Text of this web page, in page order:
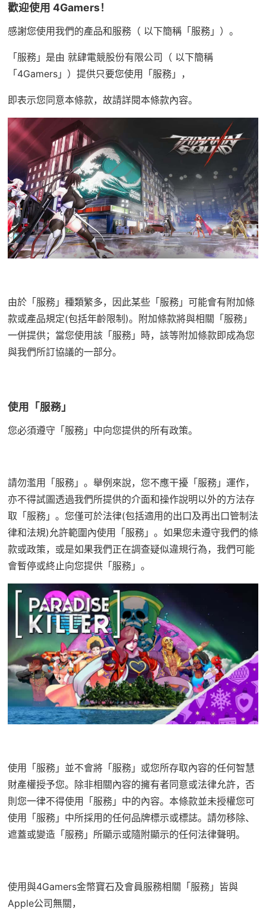
歡迎使用 4Gamers！
感謝您使用我們的產品和服務（ 以下簡稱「服務」）。
「服務」是由 就肆電競股份有限公司（ 以下簡稱
「4Gamers」）提供只要您使用「服務」，
即表示您同意本條款，故請詳閱本條款內容。
由於「服務」種類繁多，因此某些「服務」可能會有附加條
款或產品規定(包括年齡限制)。附加條款將與相關「服務」
一併提供；當您使用該「服務」時，該等附加條款即成為您
與我們所訂協議的一部分。
使用「服務」
您必須遵守「服務」中向您提供的所有政策。
請勿濫用「服務」。舉例來說，您不應干擾「服務」運作，
亦不得試圖透過我們所提供的介面和操作說明以外的方法存
取「服務」。您僅可於法律(包括適用的出口及再出口管制法
律和法規)允許範圍內使用「服務」。如果您未遵守我們的條
款或政策，或是如果我們正在調查疑似違規行為，我們可能
會暫停或終止向您提供「服務」。
使用「服務」並不會將「服務」或您所存取內容的任何智慧
財產權授予您。除非相關內容的擁有者同意或法律允許，否
則您一律不得使用「服務」中的內容。本條款並未授權您可
使用「服務」中所採用的任何品牌標示或標誌。請勿移除、
遮蓋或變造「服務」所顯示或隨附顯示的任何法律聲明。
使用與4Gamers金幣寶石及會員服務相關「服務」皆與
Apple公司無關，